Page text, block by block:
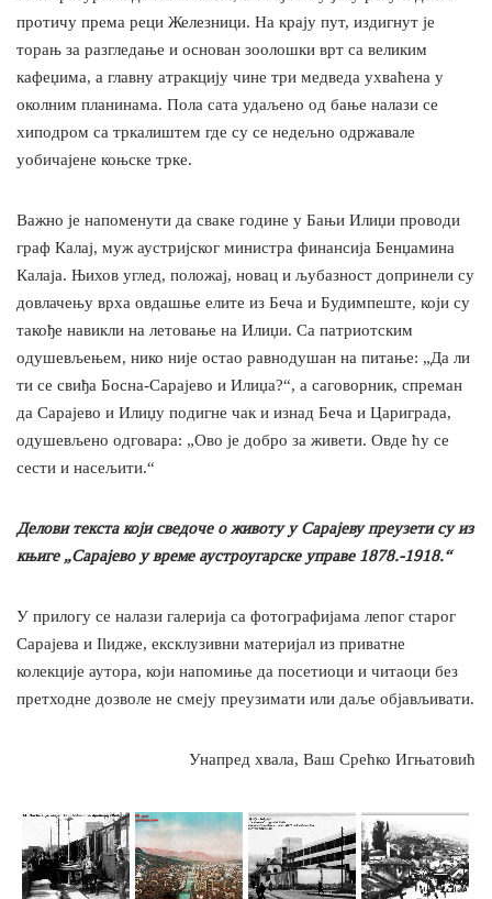
протичу према реци Железници. На крају пут, издигнут је
торањ за разгледање и основан зоолошки врт са великим
кафеџима, а главну атракцију чине три медведа ухваћена у
околним планинама. Пола сата удаљено од бање налази се
хиподром са тркалиштем где су се недељно одржавале
уобичајене коњске трке.
Важно је напоменути да сваке године у Бањи Илиџи проводи
граф Калај, муж аустријског министра финансија Бенџамина
Калаја. Њихов углед, положај, новац и љубазност допринели су
довлачењу врха овдашње елите из Беча и Будимпеште, који су
такође навикли на летовање на Илиџи. Са патриотским
одушевљењем, нико није остао равнодушан на питање: „Да ли
ти се свиђа Босна-Сарајево и Илиџа?“, а саговорник, спреман
да Сарајево и Илиџу подигне чак и изнад Беча и Цариграда,
одушевљено одговара: „Ово је добро за живети. Овде ћу се
сести и насељити.“
Делови текста који сведоче о животу у Сарајеву преузети су из
књиге „Сарајево у време аустроугарске управе 1878.-1918.“
У прилогу се налази галерија са фотографијама лепог старог
Сарајева и Ilидже, ексклузивни материјал из приватне
колекције аутора, који напомиње да посетиоци и читаоци без
претходне дозволе не смеју преузимати или даље објављивати.
Унапред хвала, Ваш Срећко Игњатовић